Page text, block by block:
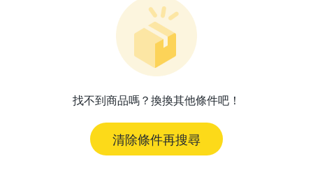
找不到商品嗎？換換其他條件吧！
清除條件再搜尋